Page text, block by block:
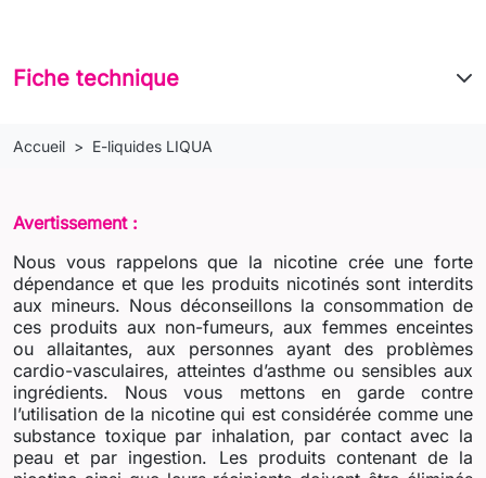
Fiche technique
Accueil E-liquides LIQUA
Avertissement :
Nous vous rappelons que la nicotine crée une forte
dépendance et que les produits nicotinés sont interdits
aux mineurs. Nous déconseillons la consommation de
ces produits aux non-fumeurs, aux femmes enceintes
ou allaitantes, aux personnes ayant des problèmes
cardio-vasculaires, atteintes d’asthme ou sensibles aux
ingrédients. Nous vous mettons en garde contre
l’utilisation de la nicotine qui est considérée comme une
substance toxique par inhalation, par contact avec la
peau et par ingestion. Les produits contenant de la